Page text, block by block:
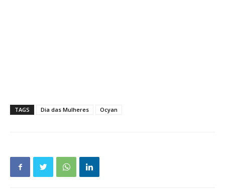
TAGS Dia das Mulheres Ocyan